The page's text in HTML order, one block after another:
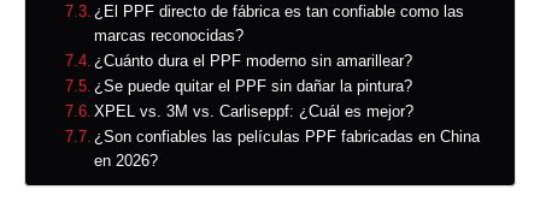
¿El PPF directo de fábrica es tan confiable como las
marcas reconocidas?
¿Cuánto dura el PPF moderno sin amarillear?
¿Se puede quitar el PPF sin dañar la pintura?
XPEL vs. 3M vs. Carliseppf: ¿Cuál es mejor?
¿Son confiables las películas PPF fabricadas en China
en 2026?